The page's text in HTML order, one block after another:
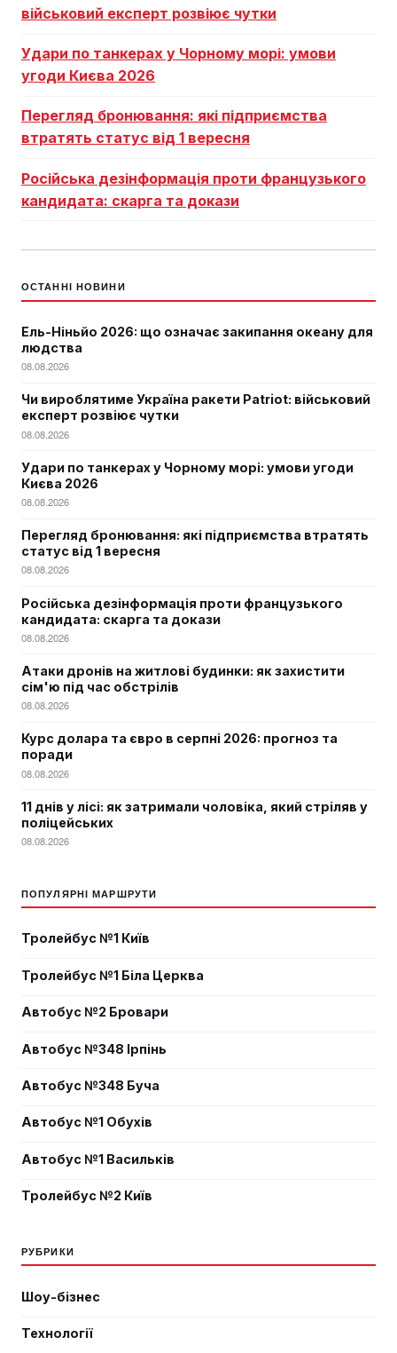
військовий експерт розвіює чутки
Удари по танкерах у Чорному морі: умови
угоди Києва 2026
Перегляд бронювання: які підприємства
втратять статус від 1 вересня
Російська дезінформація проти французького
кандидата: скарга та докази
ОСТАННІ НОВИНИ
Ель-Ніньйо 2026: що означає закипання океану для
людства
08.08.2026
Чи вироблятиме Україна ракети Patriot: військовий
експерт розвіює чутки
08.08.2026
Удари по танкерах у Чорному морі: умови угоди
Києва 2026
08.08.2026
Перегляд бронювання: які підприємства втратять
статус від 1 вересня
08.08.2026
Російська дезінформація проти французького
кандидата: скарга та докази
08.08.2026
Атаки дронів на житлові будинки: як захистити
сім'ю під час обстрілів
08.08.2026
Курс долара та євро в серпні 2026: прогноз та
поради
08.08.2026
11 днів у лісі: як затримали чоловіка, який стріляв у
поліцейських
08.08.2026
ПОПУЛЯРНІ МАРШРУТИ
Тролейбус №1 Київ
Тролейбус №1 Біла Церква
Автобус №2 Бровари
Автобус №348 Ірпінь
Автобус №348 Буча
Автобус №1 Обухів
Автобус №1 Васильків
Тролейбус №2 Київ
РУБРИКИ
Шоу-бізнес
Технології